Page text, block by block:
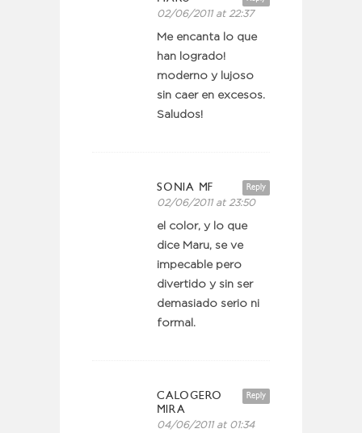
02/06/2011 at 22:37
Me encanta lo que
han logrado!
moderno y lujoso
sin caer en excesos.
Saludos!
Reply
SONIA MF
02/06/2011 at 23:50
el color, y lo que
dice Maru, se ve
impecable pero
divertido y sin ser
demasiado serio ni
formal.
Reply
CALOGERO
MIRA
04/06/2011 at 01:34